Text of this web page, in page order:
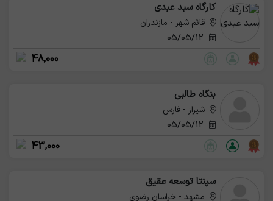
کارگاه سبد عبدی
قائم شهر - مازندران
48,000
بنگاه طالبی
شیراز - فارس
43,000
سپنتا توسعه عقیق
مشهد - خراسان رضوی